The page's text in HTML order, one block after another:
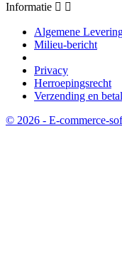
Informatie  
Algemene
Milieu-bericht
Privacy
Herroepingsrecht
Verzending en
© 2026 - E-commerce-